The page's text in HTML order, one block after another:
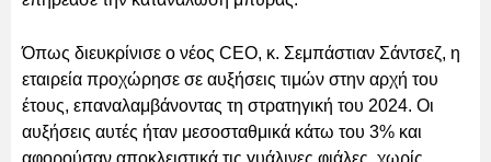
Όπως διευκρίνισε ο νέος CEO, κ. Σεμπάστιαν Σάντσεζ, η
εταιρεία προχώρησε σε αυξήσεις τιμών στην αρχή του
έτους, επαναλαμβάνοντας τη στρατηγική του 2024. Οι
αυξήσεις αυτές ήταν μεσοσταθμικά κάτω του 3% και
αφορούσαν αποκλειστικά τις γυάλινες φιάλες, χωρίς